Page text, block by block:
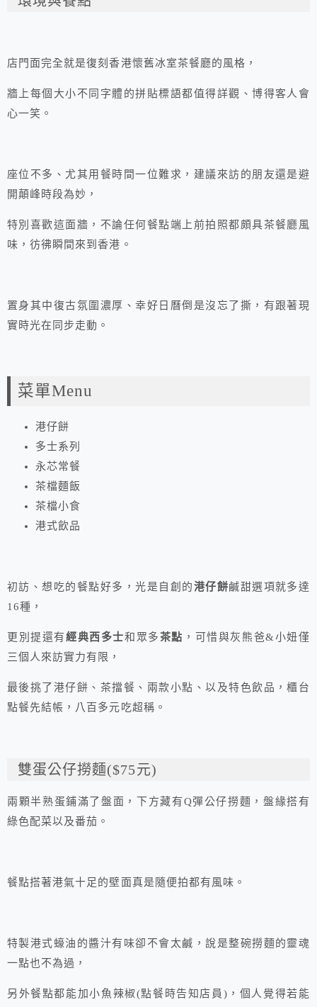
店門面完全就是復刻香港懷舊冰室茶餐廳的風格，
牆上每個大小不同字體的拼貼標語都值得詳觀、博得客人會
心一笑。
座位不多、尤其用餐時間一位難求，建議來訪的朋友還是避
開顛峰時段為妙，
特別喜歡這面牆，不論任何餐點端上前拍照都頗具茶餐廳風
味，彷彿瞬間來到香港。
置身其中復古氛圍濃厚、幸好日曆倒是沒忘了撕，有跟著現
實時光在同步走動。
菜單Menu
港仔餅
多士系列
永芯常餐
茶檔麵飯
茶檔小食
港式飲品
初訪、想吃的餐點好多，光是自創的港仔餅鹹甜選項就多達
16種，
更別提還有經典西多士和眾多茶點 ，可惜與灰熊爸&小妞僅
三個人來訪實力有限，
最後挑了港仔餅、茶擋餐、兩款小點、以及特色飲品，櫃台
點餐先結帳，八百多元吃超稱。
雙蛋公仔撈麵($75元)
兩顆半熟蛋鋪滿了盤面，下方藏有Q彈公仔撈麵，盤緣搭有
綠色配菜以及番茄。
餐點搭著港氣十足的壁面真是隨便拍都有風味。
特製港式蠔油的醬汁有味卻不會太鹹，說是整碗撈麵的靈魂
一點也不為過，
另外餐點都能加小魚辣椒(點餐時告知店員)，個人覺得若能